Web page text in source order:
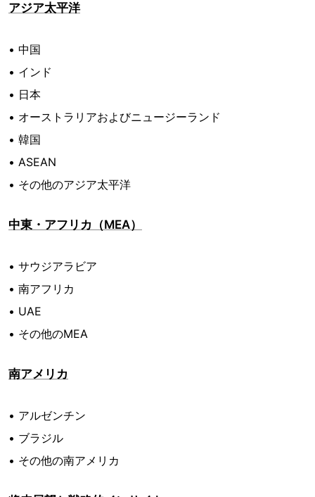
アジア太平洋
• 中国
• インド
• 日本
• オーストラリアおよびニュージーランド
• 韓国
• ASEAN
• その他のアジア太平洋
中東・アフリカ（MEA）
• サウジアラビア
• 南アフリカ
• UAE
• その他のMEA
南アメリカ
• アルゼンチン
• ブラジル
• その他の南アメリカ